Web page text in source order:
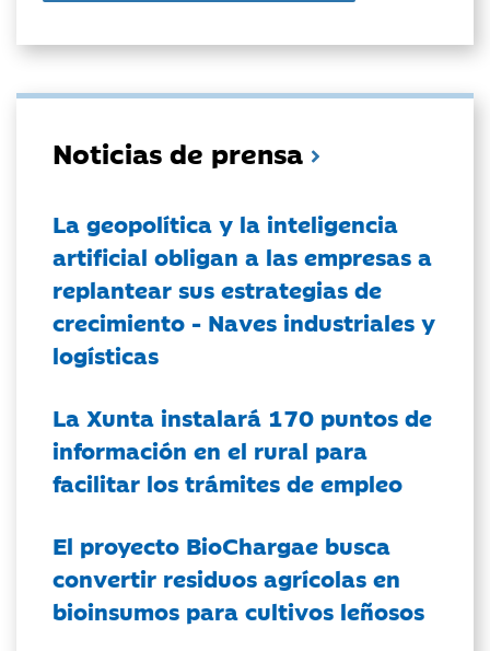
Noticias de prensa
La geopolítica y la inteligencia
artificial obligan a las empresas a
replantear sus estrategias de
crecimiento - Naves industriales y
logísticas
La Xunta instalará 170 puntos de
información en el rural para
facilitar los trámites de empleo
El proyecto BioChargae busca
convertir residuos agrícolas en
bioinsumos para cultivos leñosos